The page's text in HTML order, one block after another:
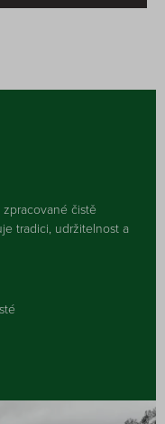
čistě
tradici, udržitelnost a